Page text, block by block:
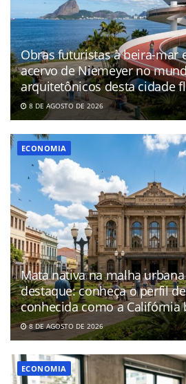
Obras futuristas à beira-mar
acervo de Niemeyer no
arquitetônicos desta cidade
8 DE AGOSTO DE 2026
ECONOMIA
Mata nativa na malha
destaque: conheça o perfil
conhecida como a Califórnia
8 DE AGOSTO DE 2026
ECONOMIA